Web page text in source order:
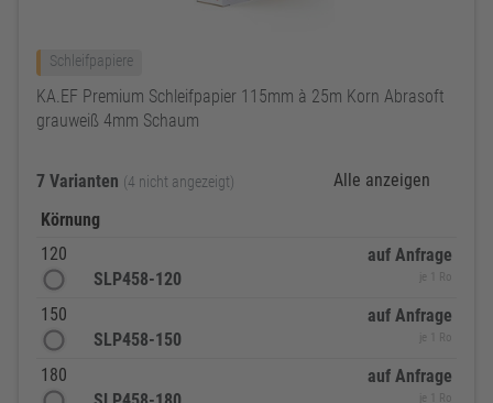
Schleifpapiere
KA.EF Premium Schleifpapier 115mm à 25m Korn Abrasoft
grauweiß 4mm Schaum
7 Varianten (4 nicht angezeigt)
Alle anzeigen
Körnung
120
SLP458-120
auf Anfrage
je 1 Ro
150
SLP458-150
auf Anfrage
je 1 Ro
180
auf Anfrage
je 1 Ro